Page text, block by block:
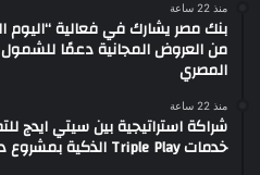
منذ 22 ساعة
بنك مصر يشارك في فعالية “اليوم
من العروض المجانية دعمًا للشمول
المصري
منذ 22 ساعة
شراكة استراتيجية بين سيتي ايدج
خدمات Triple Play الذكية بمشروع داون تاون بالعلمين الجديدة